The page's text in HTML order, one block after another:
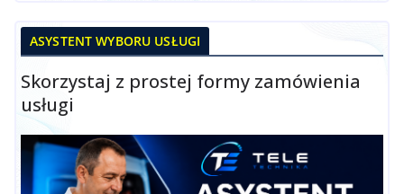
ASYSTENT WYBORU USŁUGI
Skorzystaj z prostej formy zamówienia
usługi